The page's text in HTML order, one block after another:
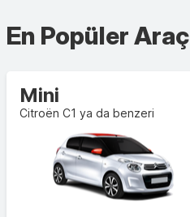
En Popüler
Mini
Citroën C1 ya da benzeri